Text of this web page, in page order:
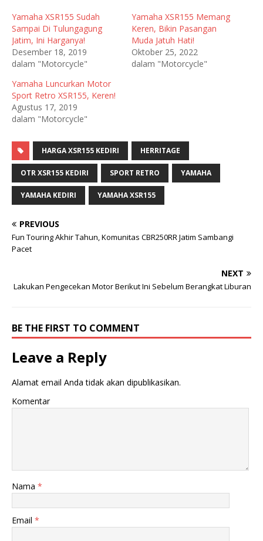
Yamaha XSR155 Sudah
Sampai Di Tulungagung
Jatim, Ini Harganya!
Desember 18, 2019
dalam "Motorcycle"
Yamaha XSR155 Memang
Keren, Bikin Pasangan
Muda Jatuh Hati!
Oktober 25, 2022
dalam "Motorcycle"
Yamaha Luncurkan Motor
Sport Retro XSR155, Keren!
Agustus 17, 2019
dalam "Motorcycle"
HARGA XSR155 KEDIRI HERRITAGE
OTR XSR155 KEDIRI SPORT RETRO YAMAHA
YAMAHA KEDIRI YAMAHA XSR155
PREVIOUS
Fun Touring Akhir Tahun, Komunitas CBR250RR Jatim Sambangi
Pacet
NEXT
Lakukan Pengecekan Motor Berikut Ini Sebelum Berangkat Liburan
BE THE FIRST TO COMMENT
Leave a Reply
Alamat email Anda tidak akan dipublikasikan.
Komentar
Nama *
Email *